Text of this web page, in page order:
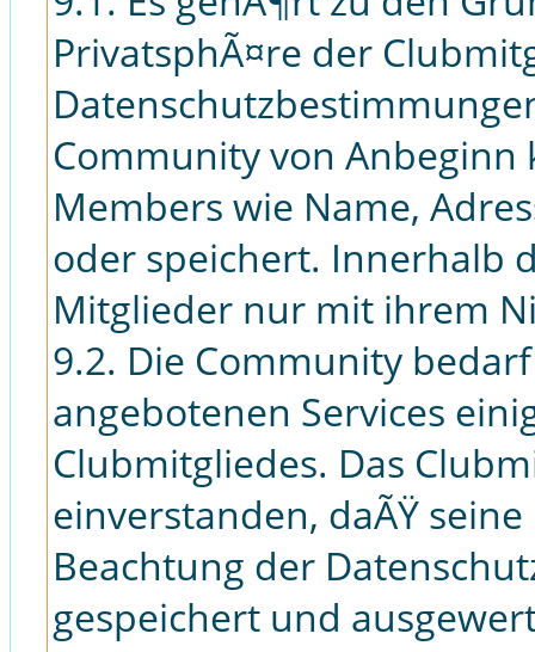
PrivatsphÃ¤re der
Community von Anbeginn
Members wie Name,
oder speichert. Innerhalb
Mitglieder nur mit ihrem
9.2. Die Community
angebotenen Services
Clubmitgliedes. Das
einverstanden, daÃŸ
Beachtung der
gespeichert und